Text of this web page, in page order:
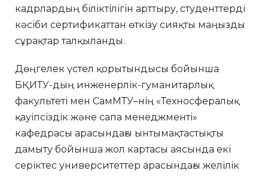
кадрлардың біліктілігін арттыру, студенттерді
кәсіби сертификаттан өткізу сияқты маңызды
сұрақтар талқыланды.
Дөңгелек үстел қорытындысы бойынша
БҚИТУ-дың инженерлік-гуманитарлық
факультеті мен СамМТУ–нің «Техносфералық
қауіпсіздік және сапа менеджменті»
кафедрасы арасындағы ынтымақтастықты
дамыту бойынша жол картасы аясында екі
серіктес университеттер арасындағы желілік